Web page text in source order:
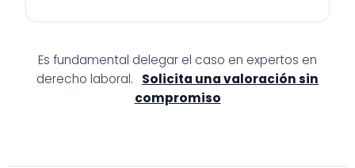
Es fundamental delegar el caso en expertos en
derecho laboral.
Solicita una valoración sin
compromiso